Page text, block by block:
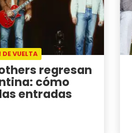
DE VUELTA
regresan
cómo
entradas